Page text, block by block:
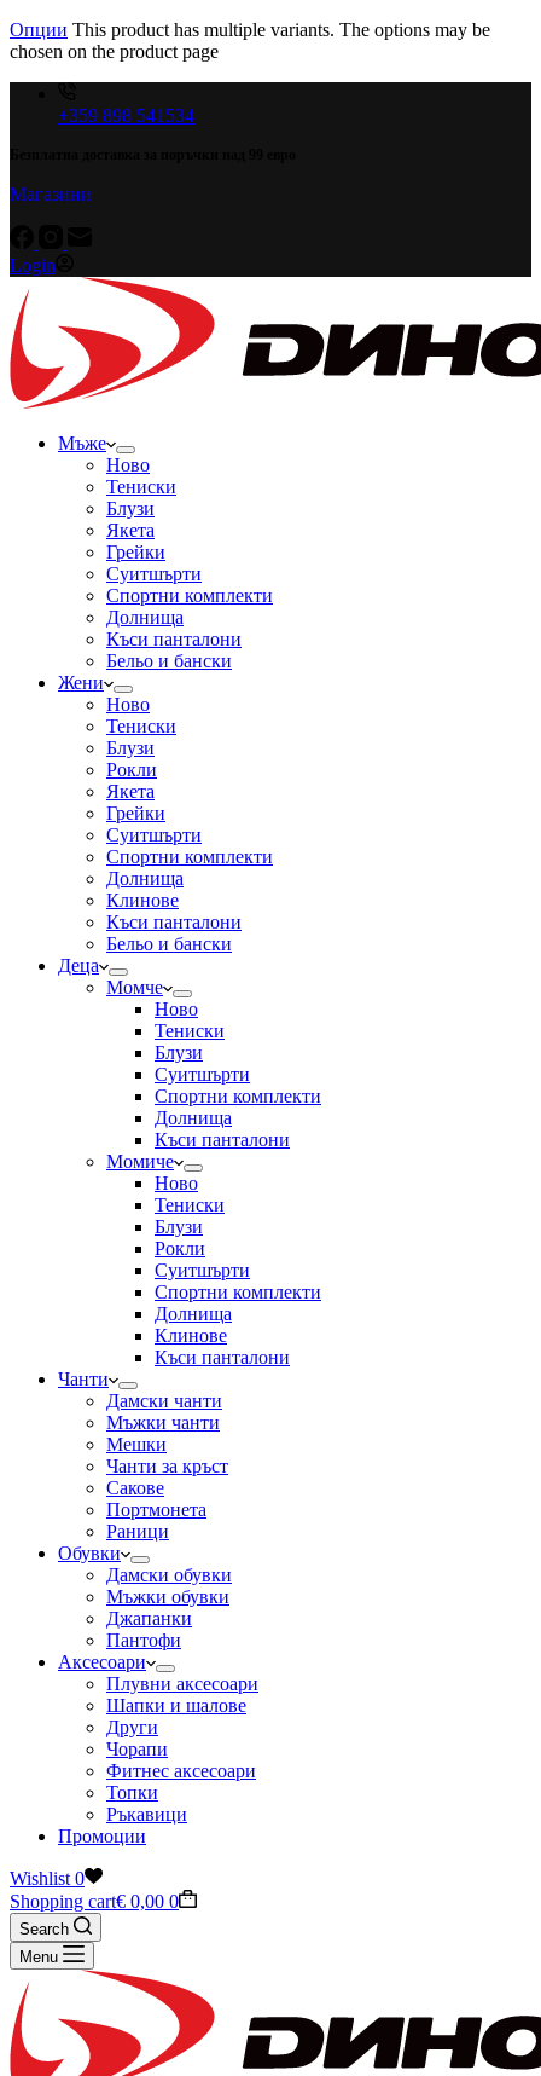
Опции This product has multiple variants. The options may be
chosen on the product page
+359 898 541534
Магазини
Login
Мъже
Ново
Тениски
Блузи
Якета
Грейки
Суитшърти
Спортни комплекти
Долнища
Къси панталони
Бельо и бански
Жени
Ново
Тениски
Блузи
Рокли
Якета
Грейки
Суитшърти
Спортни комплекти
Долнища
Клинове
Къси панталони
Бельо и бански
Деца
Момче
Ново
Тениски
Блузи
Суитшърти
Спортни комплекти
Долнища
Къси панталони
Момиче
Ново
Тениски
Блузи
Рокли
Суитшърти
Спортни комплекти
Долнища
Клинове
Къси панталони
Чанти
Дамски чанти
Мъжки чанти
Мешки
Чанти за кръст
Сакове
Портмонета
Раници
Обувки
Дамски обувки
Мъжки обувки
Джапанки
Пантофи
Аксесоари
Плувни аксесоари
Шапки и шалове
Други
Чорапи
Фитнес аксесоари
Топки
Ръкавици
Промоции
Wishlist 0
Shopping cart€ 0,00 0
Search
Menu